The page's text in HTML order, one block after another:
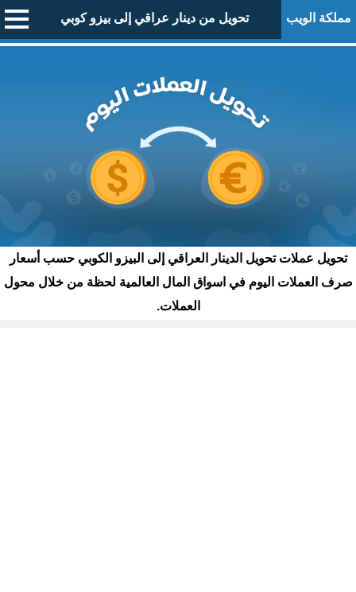
مملكة الويب تحويل من دينار عراقي إلى بيزو كوبي
تحويل عملات تحويل الدينار العراقي إلى البيزو الكوبي حسب أسعار
صرف العملات اليوم في اسواق المال العالمية لحظة من خلال محول
العملات.